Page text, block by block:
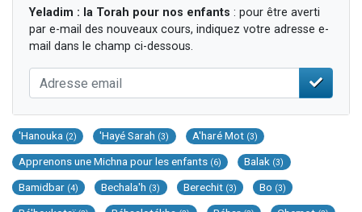
Yeladim : la Torah pour nos enfants : pour être averti
par e-mail des nouveaux cours, indiquez votre adresse e-
mail dans le champ ci-dessous.
'Hanouka (2) 'Hayé Sarah (3) A'haré Mot (3)
Apprenons une Michna pour les enfants (6) Balak (3)
Bamidbar (4) Bechala'h (3) Berechit (3) Bo (3)